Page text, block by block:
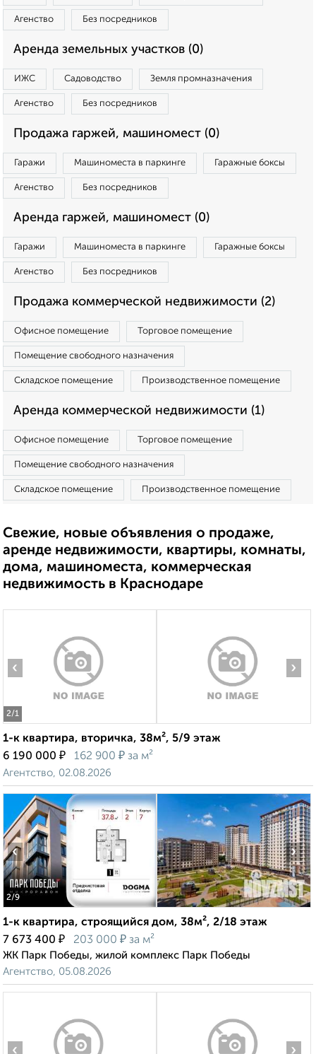
Агенство Без посредников
Аренда земельных участков (0)
ИЖС Садоводство Земля промназначения
Агенство Без посредников
Продажа гаржей, машиномест (0)
Гаражи Машиноместа в паркинге Гаражные боксы
Агенство Без посредников
Аренда гаржей, машиномест (0)
Гаражи Машиноместа в паркинге Гаражные боксы
Агенство Без посредников
Продажа коммерческой недвижимости (2)
Офисное помещение Торговое помещение
Помещение свободного назначения
Складское помещение Производственное помещение
Аренда коммерческой недвижимости (1)
Офисное помещение Торговое помещение
Помещение свободного назначения
Складское помещение Производственное помещение
Свежие, новые объявления о продаже,
аренде недвижимости, квартиры, комнаты,
дома, машиноместа, коммерческая
недвижимость в Краснодаре
2/1
‹ ›
1-к квартира, вторичка, 38м², 5/9 этаж
6 190 000 ₽ 162 900 ₽ за м²
Агентство, 02.08.2026
2/9
‹ ›
1-к квартира, строящийся дом, 38м², 2/18 этаж
7 673 400 ₽ 203 000 ₽ за м²
ЖК Парк Победы, жилой комплекс Парк Победы
Агентство, 05.08.2026
‹ ›